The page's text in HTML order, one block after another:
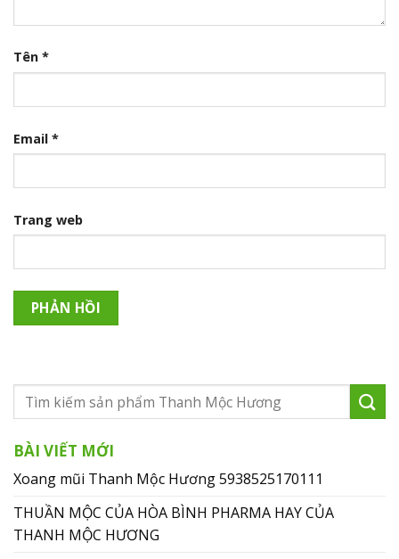
Tên *
Email *
Trang web
BÀI VIẾT MỚI
Xoang mũi Thanh Mộc Hương 5938525170111
THUẦN MỘC CỦA HÒA BÌNH PHARMA HAY CỦA
THANH MỘC HƯƠNG